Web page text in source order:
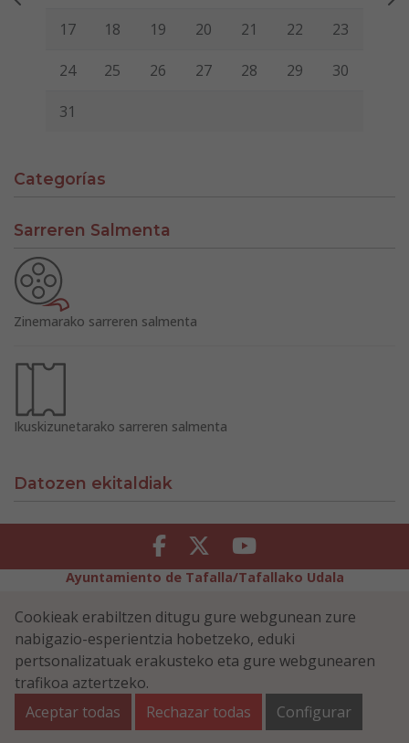
17 18 19 20 21 22 23
24 25 26 27 28 29 30
31
Categorías
Sarreren Salmenta
Zinemarako sarreren salmenta
Ikuskizunetarako sarreren salmenta
Datozen ekitaldiak
Facebook Twitter Youtube
Ayuntamiento de Tafalla/Tafallako Udala
Erabilerreztasuna
Cookiei buruzko politika
Informazioaren Segurtasun-Politika
Plaza Navarra 5 - 31300 Tafalla (NAVARRA)
948 70 18 11
ayuntamiento@tafalla.es
Cookieak erabiltzen ditugu gure webgunean zure
nabigazio-esperientzia hobetzeko, eduki
pertsonalizatuak erakusteko eta gure webgunearen
trafikoa aztertzeko.
Aceptar todas
Rechazar todas Configurar